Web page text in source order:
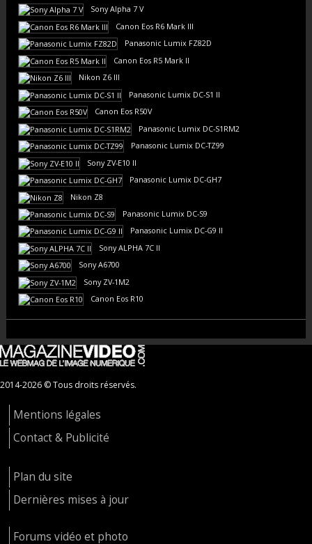
Sony Alpha 7 V
Canon Eos R6 Mark III
Panasonic Lumix FZ82D
Canon Eos R5 Mark II
Nikon Z6 III
Panasonic Lumix DC-S1 II
Canon Eos R50V
Panasonic Lumix DC-S1RM2
Panasonic Lumix DC-TZ99
Sony ZV-E10 II
Panasonic Lumix DC-GH7
Nikon Z8
Panasonic Lumix DC-S9
Panasonic Lumix DC-G9 II
Sony ALPHA 7C II
Sony A6700
Sony ZV-1M2
Canon Eos R10
2014-2026 © Tous droits réservés.
Mentions légales
Contact & Publicité
Plan du site
Dernières mises à jour
Forums vidéo et photo